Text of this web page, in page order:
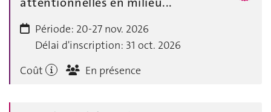
Période: 20-27 nov. 2026
Délai d'inscription: 31 oct. 2026
Coût
En présence